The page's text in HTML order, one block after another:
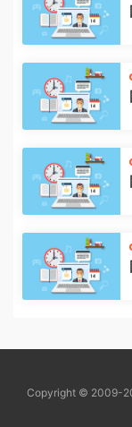
Copyright © 2009-